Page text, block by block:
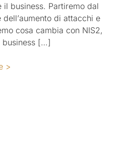
il business. Partiremo dal
di attacchi e
cosa cambia con NIS2,
business […]
>